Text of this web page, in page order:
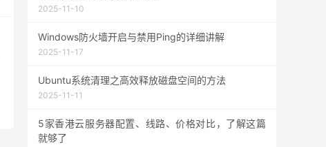
2025-11-10
Windows防火墙开启与禁用Ping的详细讲解
2025-11-17
Ubuntu系统清理之高效释放磁盘空间的方法
2025-11-11
5家香港云服务器配置、线路、价格对比，了解这篇
就够了